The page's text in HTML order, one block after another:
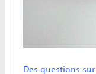
Des questions